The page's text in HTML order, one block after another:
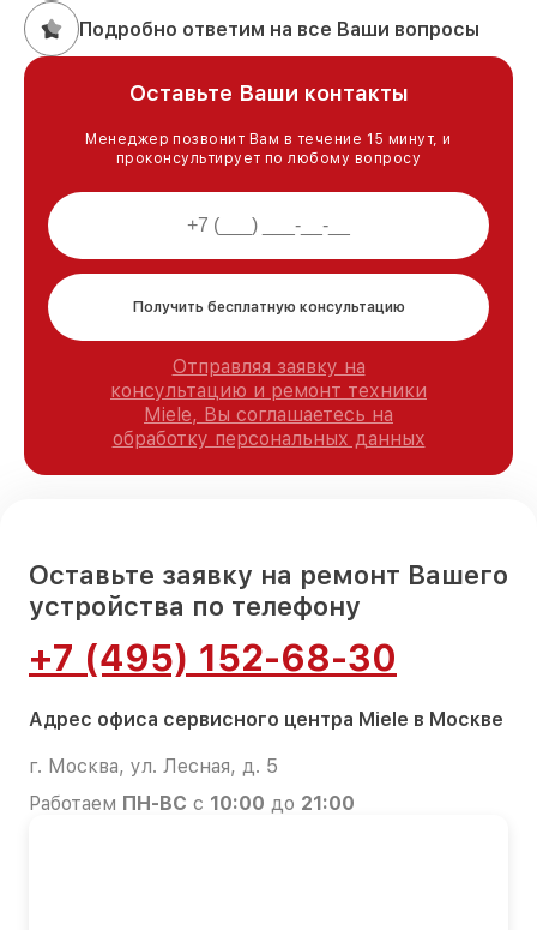
Подробно ответим на все Ваши вопросы
Оставьте Ваши контакты
Менеджер позвонит Вам в течение 15 минут, и
проконсультирует по любому вопросу
Получить бесплатную консультацию
Отправляя заявку на
консультацию и ремонт техники
Miele, Вы соглашаетесь на
обработку персональных данных
Оставьте заявку на ремонт Вашего
устройства по телефону
+7 (495) 152-68-30
Адрес офиса сервисного центра Miele в Москве
г. Москва, ул. Лесная, д. 5
Работаем ПН-ВС с 10:00 до 21:00